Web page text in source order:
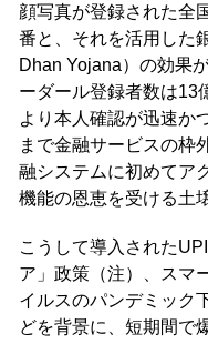
顔写真が登録された全
番と、それを活用した
Dhan Yojana）の効果
ーダール登録者数は13
より本人確認が迅速か
まで金融サービスの枠
融システムに初めてア
機能の恩恵を受ける土
こうして導入された
ア」政策（注）、スマ
イルスのパンデミック
どを背景に、短期間で